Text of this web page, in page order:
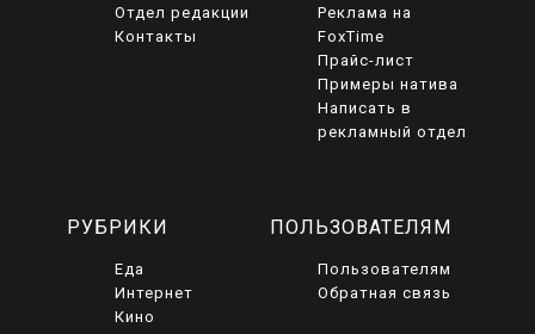
Отдел редакции
Контакты
Реклама на
FoxTime
Прайс-лист
Примеры натива
Написать в
рекламный отдел
РУБРИКИ
Еда
Интернет
Кино
ПОЛЬЗОВАТЕЛЯМ
Пользователям
Обратная связь